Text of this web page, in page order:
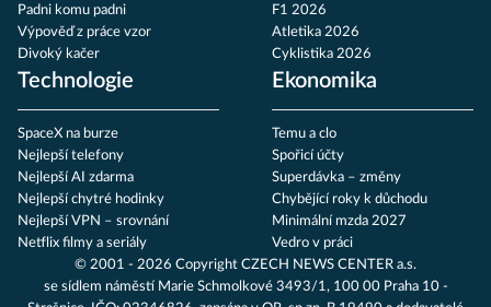
Padni komu padni
Výpověď z práce vzor
Divoký kačer
F1 2026
Atletika 2026
Cyklistika 2026
Technologie
SpaceX na burze
Nejlepší telefony
Nejlepší AI zdarma
Nejlepší chytré hodinky
Nejlepší VPN – srovnání
Netflix filmy a seriály
Ekonomika
Temu a clo
Spořicí účty
Superdávka – změny
Chybějící roky k důchodu
Minimální mzda 2027
Vedro v práci
© 2001 - 2026 Copyright CZECH NEWS CENTER a.s.
se sídlem náměstí Marie Schmolkové 3493/1, 100 00 Praha 10 -